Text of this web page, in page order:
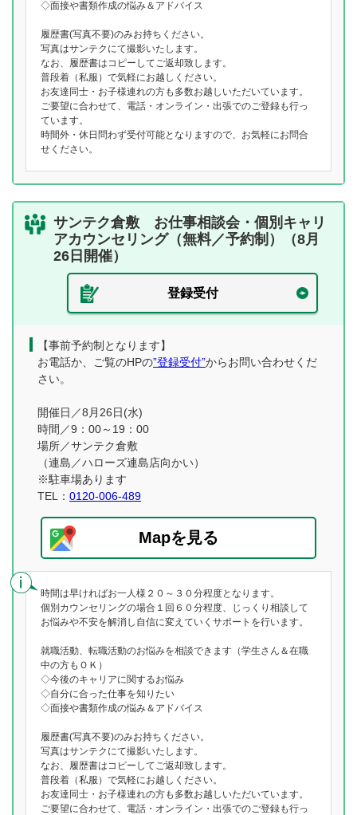
◇面接や書類作成の悩み＆アドバイス
履歴書(写真不要)のみお持ちください。
写真はサンテクにて撮影いたします。
なお、履歴書はコピーしてご返却致します。
普段着（私服）で気軽にお越しください。
お友達同士・お子様連れの方も多数お越しいただいています。
ご要望に合わせて、電話・オンライン・出張でのご登録も行っ
ています。
時間外・休日問わず受付可能となりますので、お気軽にお問合
せください。
サンテク倉敷 お仕事相談会・個別キャリ
アカウンセリング（無料／予約制）（8月
26日開催）
登録受付
【事前予約制となります】
お電話か、ご覧のHPの”登録受付”からお問い合わせくだ
さい。
開催日／8月26日(水)
時間／9：00～19：00
場所／サンテク倉敷
（連島／ハローズ連島店向かい）
※駐車場あります
TEL： 0120-006-489
Mapを見る
時間は早ければお一人様２０～３０分程度となります。
個別カウンセリングの場合１回６０分程度、じっくり相談して
お悩みや不安を解消し自信に変えていくサポートを行います。
就職活動、転職活動のお悩みを相談できます（学生さん＆在職
中の方もＯＫ）
◇今後のキャリアに関するお悩み
◇自分に合った仕事を知りたい
◇面接や書類作成の悩み＆アドバイス
履歴書(写真不要)のみお持ちください。
写真はサンテクにて撮影いたします。
なお、履歴書はコピーしてご返却致します。
普段着（私服）で気軽にお越しください。
お友達同士・お子様連れの方も多数お越しいただいています。
ご要望に合わせて、電話・オンライン・出張でのご登録も行っ